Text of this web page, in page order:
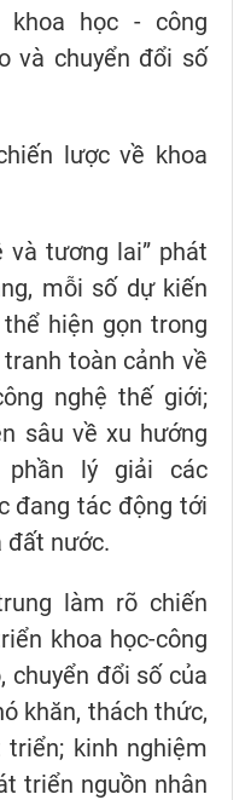
khoa học - công
và chuyển đổi số
lược về khoa
và tương lai” phát
mỗi số dự kiến
hiện gọn trong
toàn cảnh về
nghệ thế giới;
sâu về xu hướng
phần lý giải các
đang tác động tới
đất nước.
làm rõ chiến
khoa học-công
chuyển đổi số của
khăn, thách thức,
kinh nghiệm
triển nguồn nhân